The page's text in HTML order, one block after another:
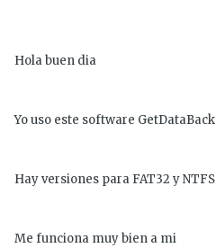
Hola buen dia
Yo uso este software GetDataBack
Hay versiones para FAT32 y NTFS
Me funciona muy bien a mi